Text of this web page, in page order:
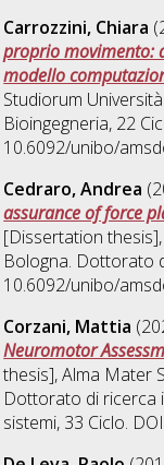
Carrozzini, Chiara
proprio movimento:
modello
Studiorum
Bioingegneria, 22
10.6092/unibo/
Cedraro, Andrea
assurance of force
[Dissertation
Bologna. Dottorato
10.6092/unibo/
Corzani, Mattia
Neuromotor
thesis], Alma Mater
Dottorato di ricerca
sistemi, 33 Ciclo.